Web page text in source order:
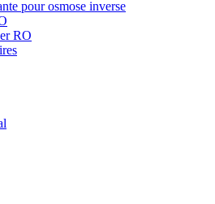
pour osmose inverse
RO